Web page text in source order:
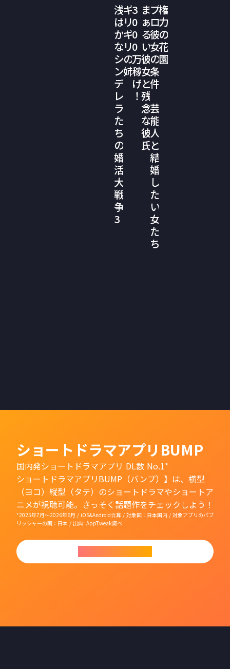
浅
は
か
な
シ
ン
デ
レ
ラ
た
ち
の
婚
活
大
戦
争
3
ギ
リ
ギ
リ
の
姉
3
0
0
0
万
稼
げ
！
ま
ぁ
る
い
彼
女
と
残
念
な
彼
氏
プ
ロ
彼
女
の
条
件
芸
能
人
と
結
婚
し
た
い
女
た
ち
権
力
の
花
園
ショートドラマアプリBUMP
国内発ショートドラマアプリ DL数 No.1*
ショートドラマアプリBUMP（バンプ）】は、横型
（ヨコ）縦型（タテ）のショートドラマやショートア
ニメが視聴可能。さっそく話題作をチェックしよう！
*2025年7月〜2026年6月 / iOS&Android合算 / 対象国：日本国内 / 対象アプリのパブ
リッシャーの国：日本 / 出典: AppTweak調べ